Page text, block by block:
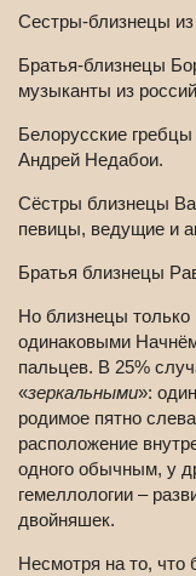
Сестры-близнецы
Братья-близнецы
музыканты из
Белорусские
Андрей Недабои.
Сёстры близнецы
певицы, ведущие и
Братья близнецы
Но близнецы только
одинаковыми
пальцев. В 25%
«зеркальными»:
родимое пятно
расположение
одного обычным, у
гемеллологии –
двойняшек.
Несмотря на то,